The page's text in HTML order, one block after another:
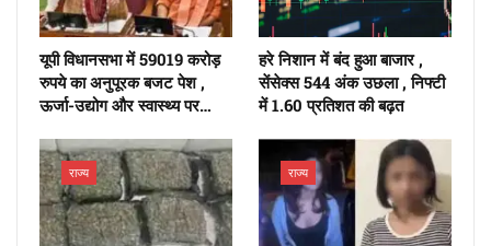
यूपी विधानसभा में 59019 करोड़
रुपये का अनुपूरक बजट पेश ,
ऊर्जा-उद्योग और स्वास्थ्य पर…
हरे निशान में बंद हुआ बाजार ,
सेंसेक्स 544 अंक उछला , निफ्टी
में 1.60 प्रतिशत की बढ़त
राज्य राज्य